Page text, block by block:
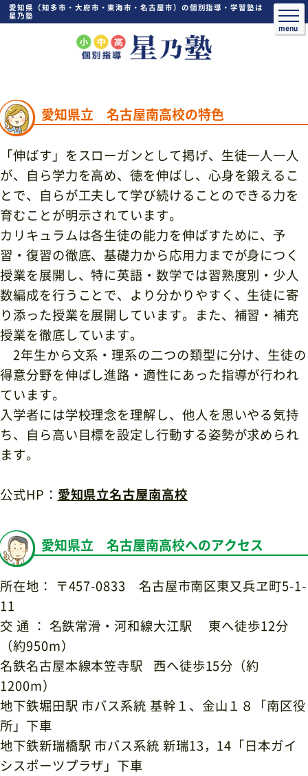
愛知県（知多市・大府市・東海市・名古屋市）の個別指導・学習塾は
星乃塾
愛知県立 名古屋南高校の特色
「伸ばす」をスローガンとして掲げ、生徒一人一人
が、自ら学力を高め、徳を伸ばし、心身を鍛えるこ
とで、自らが工夫して学び続けることのできる力を
育むことが明示されています。
カリキュラムは各生徒の能力を伸ばすために、予
習・復習の徹底、基礎力から応用力までが身につく
授業を展開し、特に英語・数学では習熟度別・少人
数編成を行うことで、より分かりやすく、生徒に寄
り添った授業を展開しています。また、補習・補充
授業を徹底しています。
2年生から文系・理系の二つの類型に分け、生徒の
得意分野を伸ばし進路・適性にあった指導が行われ
ています。
入学者には学校理念を理解し、他人を思いやる気持
ち、自ら高い目標を設定し行動する姿勢が求められ
ます。
公式HP： 愛知県立名古屋南高校
愛知県立 名古屋南高校へのアクセス
所在地： 〒457-0833 名古屋市南区東又兵ヱ町5-1-
11
交 通 ： 名鉄常滑・河和線大江駅 東へ徒歩12分
（約950m）
名鉄名古屋本線本笠寺駅
西へ徒歩15分（約
1200m）
地下鉄堀田駅 市バス系統 基幹１、金山１８「南区役
所」下車
地下鉄新瑞橋駅 市バス系統 新瑞13， 14 「日本ガイ
シスポーツプラザ」下車